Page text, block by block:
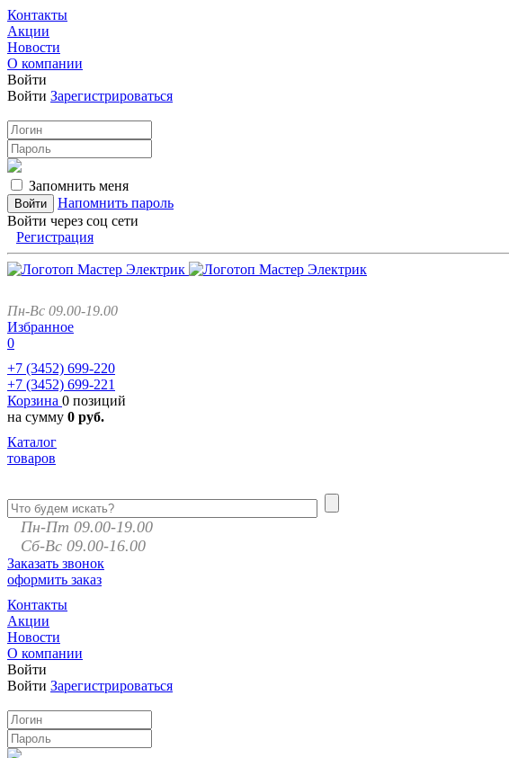
Контакты
Акции
Новости
О компании
Войти
Войти Зарегистрироваться
Запомнить меня
Напомнить пароль
Войти через соц сети
Регистрация
Пн-Вс 09.00-19.00
Избранное
0
+7 (3452) 699-220
+7 (3452) 699-221
Корзина 0 позиций
на сумму 0 руб.
Каталог
товаров
Пн-Пт 09.00-19.00
Сб-Вс 09.00-16.00
Заказать звонок
оформить заказ
Контакты
Акции
Новости
О компании
Войти
Войти Зарегистрироваться